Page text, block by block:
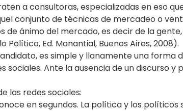
a consultoras, especializadas en eso
conjunto de técnicas de mercadeo o
de ánimo del mercado, es decir de la
Ed. Manantial, Buenos Aires, 2008).
es simple y llanamente una forma
Ante la ausencia de un discurso y
las redes sociales:
en segundos. La política y los políticos